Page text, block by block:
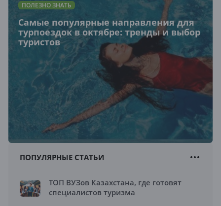
ПОЛЕЗНО ЗНАТЬ
Самые популярные направления для
турпоездок в октябре: тренды и выбор
туристов
ПОПУЛЯРНЫЕ СТАТЬИ
ТОП ВУЗов Казахстана, где готовят
специалистов туризма